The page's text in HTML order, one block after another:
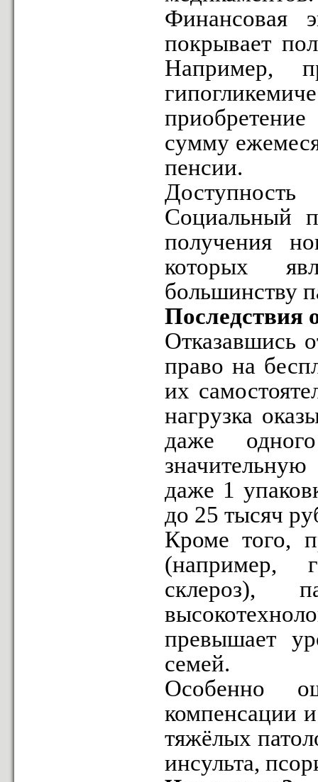
Финансовая
покрывает
Например,
сумму
пенсии.
Доступность
Социальный
получения
которых
большинству
Последствия
Отказавшись
право на
их
нагрузка
даже
даже 1
до 25 тысяч
Кроме того,
(например,
склероз),
превышает
семей.
Особенно
компенсации
тяжёлых
инсульта,